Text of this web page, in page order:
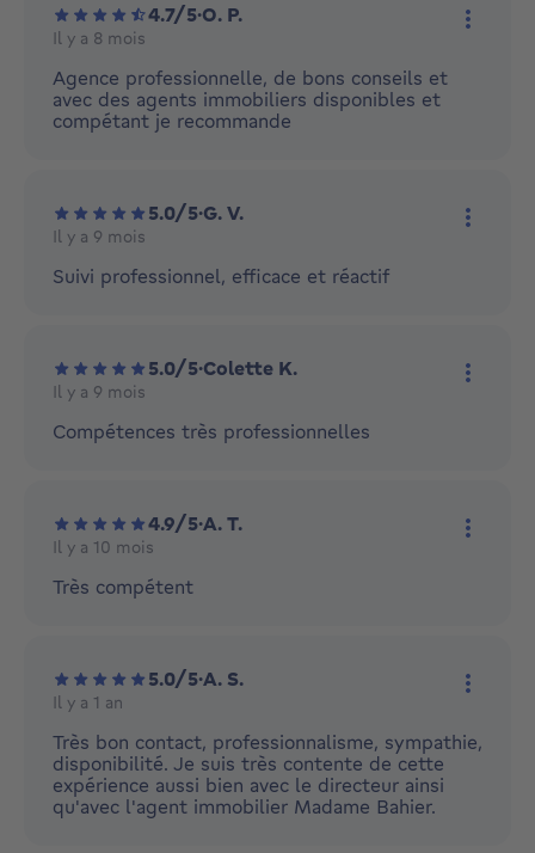
4.7/5·O. P.
Il y a 8 mois
Agence professionnelle, de bons conseils et
avec des agents immobiliers disponibles et
compétant je recommande
5.0/5·G. V.
Il y a 9 mois
Suivi professionnel, efficace et réactif
5.0/5·Colette K.
Il y a 9 mois
Compétences très professionnelles
4.9/5·A. T.
Il y a 10 mois
Très compétent
5.0/5·A. S.
Il y a 1 an
Très bon contact, professionnalisme, sympathie,
disponibilité. Je suis très contente de cette
expérience aussi bien avec le directeur ainsi
qu'avec l'agent immobilier Madame Bahier.